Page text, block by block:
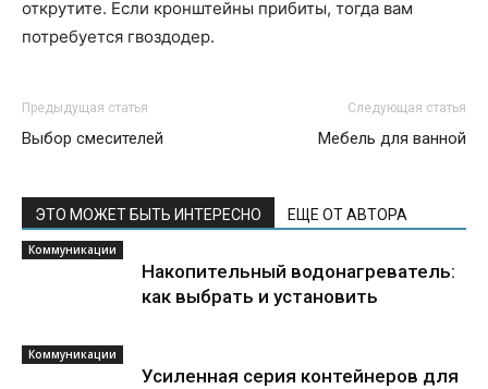
открутите. Если кронштейны прибиты, тогда вам
потребуется гвоздодер.
Предыдущая статья
Выбор смесителей
Следующая статья
Мебель для ванной
ЭТО МОЖЕТ БЫТЬ ИНТЕРЕСНО ЕЩЕ ОТ АВТОРА
Коммуникации
Накопительный водонагреватель:
как выбрать и установить
Коммуникации
Усиленная серия контейнеров для